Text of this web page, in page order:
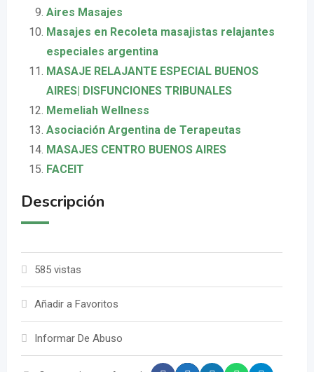
Aires Masajes
Masajes en Recoleta masajistas relajantes
especiales argentina
MASAJE RELAJANTE ESPECIAL BUENOS
AIRES| DISFUNCIONES TRIBUNALES
Memeliah Wellness
Asociación Argentina de Terapeutas
MASAJES CENTRO BUENOS AIRES
FACEIT
Descripción
585 vistas
Añadir a Favoritos
Informar De Abuso